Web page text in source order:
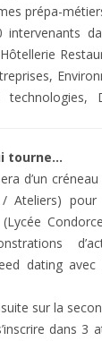
prépa-
tourne…
d’un
Ateliers) pour
dating
sur la
dans 3